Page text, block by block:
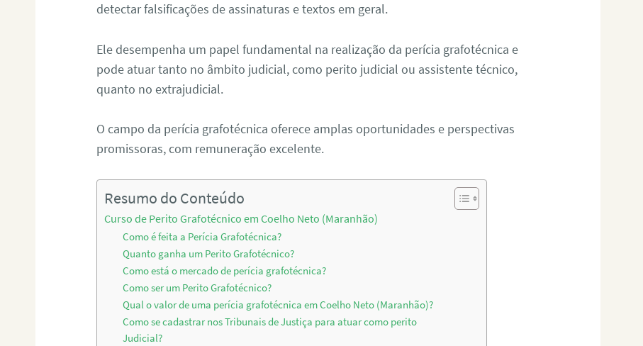
detectar falsificações de assinaturas e textos em geral.
Ele desempenha um papel fundamental na realização da perícia grafotécnica e
pode atuar tanto no âmbito judicial, como perito judicial ou assistente técnico,
quanto no extrajudicial.
O campo da perícia grafotécnica oferece amplas oportunidades e perspectivas
promissoras, com remuneração excelente.
Resumo do Conteúdo
Curso de Perito Grafotécnico em Coelho Neto (Maranhão)
Como é feita a Perícia Grafotécnica?
Quanto ganha um Perito Grafotécnico?
Como está o mercado de perícia grafotécnica?
Como ser um Perito Grafotécnico?
Qual o valor de uma perícia grafotécnica em Coelho Neto (Maranhão)?
Como se cadastrar nos Tribunais de Justiça para atuar como perito
Judicial?